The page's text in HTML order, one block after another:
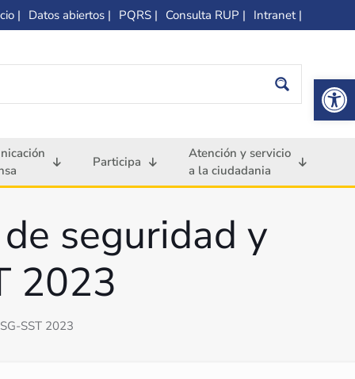
| Datos abiertos | PQRS | Consulta RUP | Intranet |
Participa
Atención y servicio
a la ciudadania
seguridad y
2023
SST 2023